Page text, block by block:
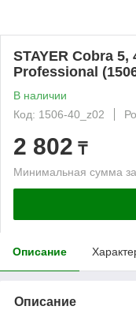
STAYER Cobra
Professional
В наличии
Код: 1506-40_z02
2 802 ₸
Минимальная сумма
Описание
Описание